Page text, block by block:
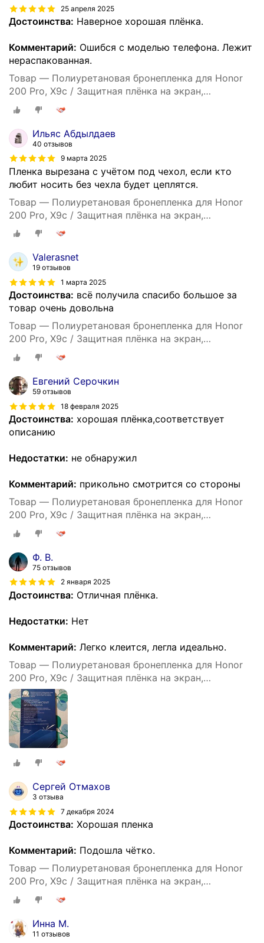
25 апреля 2025
Достоинства: Наверное хорошая плёнка.
Комментарий: Ошибся с моделью телефона. Лежит
нераспакованная.
Товар — Полиуретановая бронепленка для Honor
200 Pro, X9c / Защитная плёнка на экран,
совместима с чехлом, с вырезом под камеру /
Глянцевая
Ильяс Абдылдаев
40 отзывов
9 марта 2025
Пленка вырезана с учётом под чехол, если кто
любит носить без чехла будет цеплятся.
Товар — Полиуретановая бронепленка для Honor
200 Pro, X9c / Защитная плёнка на экран,
совместима с чехлом, с вырезом под камеру /
Глянцевая
Valerasnet
19 отзывов
1 марта 2025
Достоинства: всё получила спасибо большое за
товар очень довольна
Товар — Полиуретановая бронепленка для Honor
200 Pro, X9c / Защитная плёнка на экран,
совместима с чехлом, с вырезом под камеру /
Глянцевая
Евгений Серочкин
59 отзывов
18 февраля 2025
Достоинства: хорошая плёнка,соответствует
описанию
Недостатки: не обнаружил
Комментарий: прикольно смотрится со стороны
Товар — Полиуретановая бронепленка для Honor
200 Pro, X9c / Защитная плёнка на экран,
совместима с чехлом, с вырезом под камеру /
Глянцевая
Ф. В.
75 отзывов
2 января 2025
Достоинства: Отличная плёнка.
Недостатки: Нет
Комментарий: Легко клеится, легла идеально.
Товар — Полиуретановая бронепленка для Honor
200 Pro, X9c / Защитная плёнка на экран,
совместима с чехлом, с вырезом под камеру /
Глянцевая
Сергей Отмахов
3 отзыва
7 декабря 2024
Достоинства: Хорошая пленка
Комментарий: Подошла чётко.
Товар — Полиуретановая бронепленка для Honor
200 Pro, X9c / Защитная плёнка на экран,
совместима с чехлом, с вырезом под камеру /
Глянцевая
Инна М.
11 отзывов